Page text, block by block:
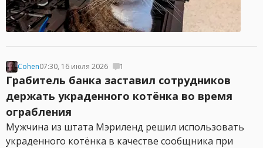
Cohen07:30, 16 июля 2026 1
Грабитель банка заставил сотрудников
держать украденного котёнка во время
ограбления
Мужчина из штата Мэриленд решил использовать
украденного котёнка в качестве сообщника при